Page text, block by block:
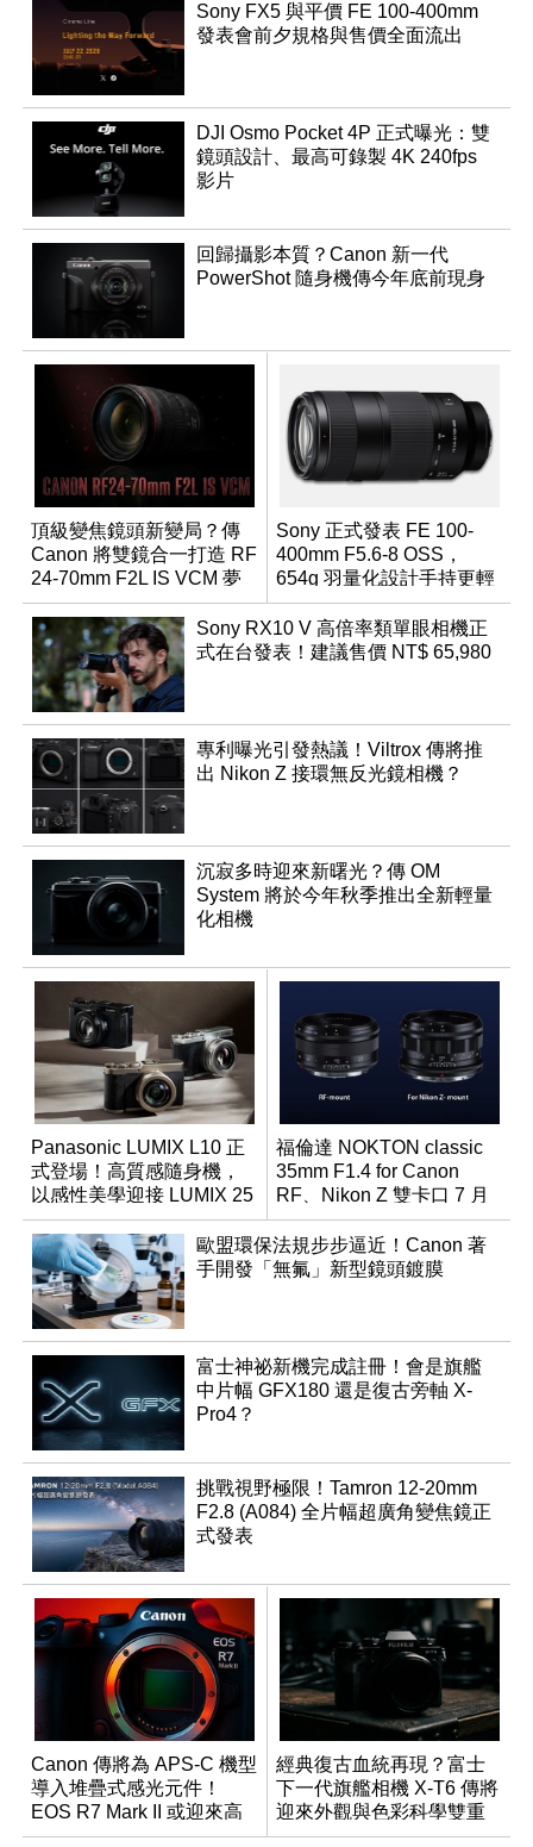
Sony FX5 與平價 FE 100-400mm
發表會前夕規格與售價全面流出
DJI Osmo Pocket 4P 正式曝光：雙
鏡頭設計、最高可錄製 4K 240fps
影片
回歸攝影本質？Canon 新一代
PowerShot 隨身機傳今年底前現身
頂級變焦鏡頭新變局？傳
Canon 將雙鏡合一打造 RF
24-70mm F2L IS VCM 夢
幻規格
Sony 正式發表 FE 100-
400mm F5.6-8 OSS，
654g 羽量化設計手持更輕
鬆
Sony RX10 V 高倍率類單眼相機正
式在台發表！建議售價 NT$ 65,980
專利曝光引發熱議！Viltrox 傳將推
出 Nikon Z 接環無反光鏡相機？
沉寂多時迎來新曙光？傳 OM
System 將於今年秋季推出全新輕量
化相機
Panasonic LUMIX L10 正
式登場！高質感隨身機，
以感性美學迎接 LUMIX 25
週年
福倫達 NOKTON classic
35mm F1.4 for Canon
RF、Nikon Z 雙卡口 7 月
同步登台
歐盟環保法規步步逼近！Canon 著
手開發「無氟」新型鏡頭鍍膜
富士神祕新機完成註冊！會是旗艦
中片幅 GFX180 還是復古旁軸 X-
Pro4？
挑戰視野極限！Tamron 12-20mm
F2.8 (A084) 全片幅超廣角變焦鏡正
式發表
Canon 傳將為 APS-C 機型
導入堆疊式感光元件！
EOS R7 Mark II 或迎來高
速讀出升級
經典復古血統再現？富士
下一代旗艦相機 X-T6 傳將
迎來外觀與色彩科學雙重
優化